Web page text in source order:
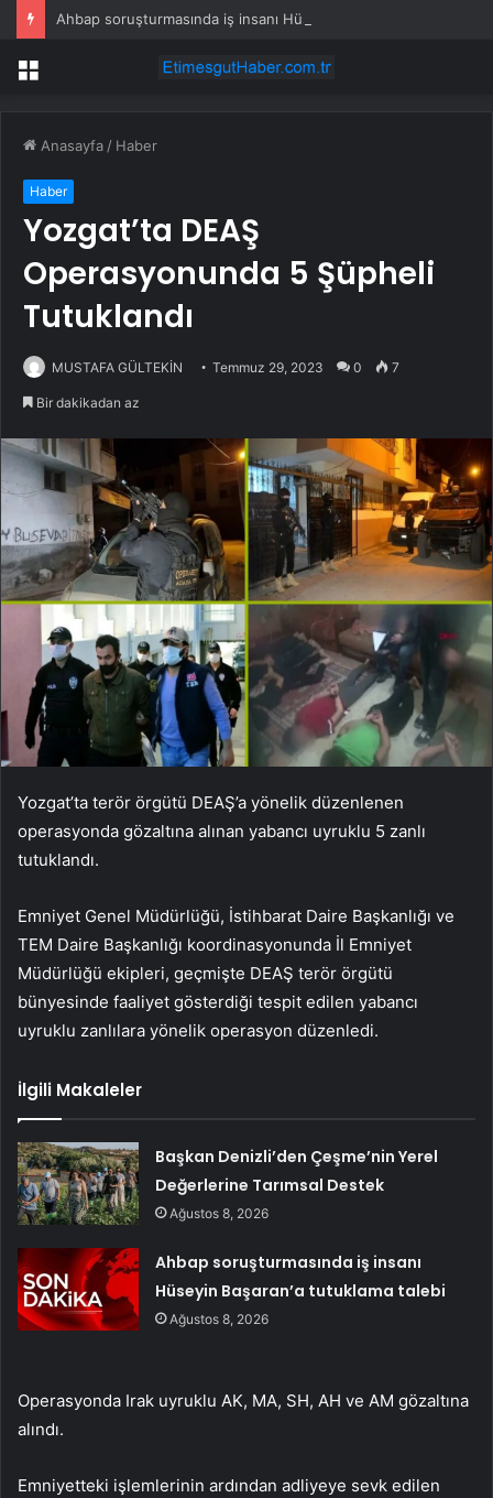
Menü
Anasayfa / Haber
Haber
Yozgat’ta DEAŞ
Operasyonunda 5 Şüpheli
Tutuklandı
MUSTAFA GÜLTEKİN Temmuz 29, 2023 0 7
Bir dakikadan az
Yozgat’ta terör örgütü DEAŞ’a yönelik düzenlenen
operasyonda gözaltına alınan yabancı uyruklu 5 zanlı
tutuklandı.
Emniyet Genel Müdürlüğü, İstihbarat Daire Başkanlığı ve
TEM Daire Başkanlığı koordinasyonunda İl Emniyet
Müdürlüğü ekipleri, geçmişte DEAŞ terör örgütü
bünyesinde faaliyet gösterdiği tespit edilen yabancı
uyruklu zanlılara yönelik operasyon düzenledi.
İlgili Makaleler
Başkan Denizli’den Çeşme’nin Yerel
Değerlerine Tarımsal Destek
Ağustos 8, 2026
Ahbap soruşturmasında iş insanı
Hüseyin Başaran’a tutuklama talebi
Ağustos 8, 2026
Operasyonda Irak uyruklu AK, MA, SH, AH ve AM gözaltına
alındı.
Emniyetteki işlemlerinin ardından adliyeye sevk edilen